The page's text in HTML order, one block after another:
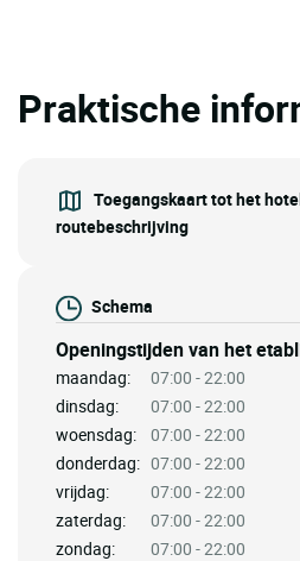
Praktische
Toegangskaart tot het
routebeschrijving
Schema
Openingstijden van het
maandag:
07:00 - 22:00
dinsdag:
07:00 - 22:00
woensdag:
07:00 - 22:00
donderdag: 07:00 - 22:00
vrijdag:
07:00 - 22:00
zaterdag:
07:00 - 22:00
zondag:
07:00 - 22:00